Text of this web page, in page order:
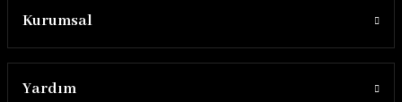
Kurumsal
Yardım